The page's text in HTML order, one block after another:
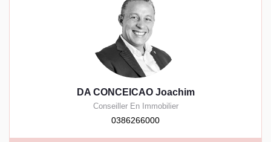
DA CONCEICAO Joachim
Conseiller En Immobilier
0386266000